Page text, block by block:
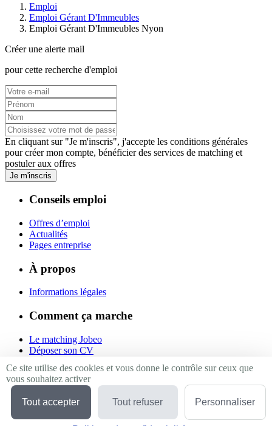
Emploi
Emploi Gérant D'Immeubles
Emploi Gérant D'Immeubles Nyon
Créer une alerte mail
pour cette recherche d'emploi
En cliquant sur "Je m'inscris", j'accepte les conditions générales
pour créer mon compte, bénéficier des services de matching et
postuler aux offres
Je m'inscris
Conseils emploi
Offres d’emploi
Actualités
Pages entreprise
À propos
Informations légales
Comment ça marche
Le matching Jobeo
Déposer son CV
Suivez-nous
Linkedin
Facebook
Ce site utilise des cookies et vous donne le contrôle sur ceux que
vous souhaitez activer
Tout accepter Tout refuser Personnaliser